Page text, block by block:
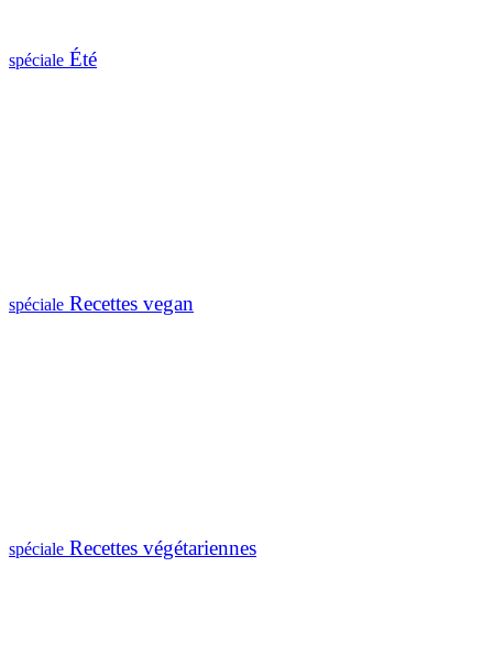
spéciale Été
spéciale Recettes vegan
spéciale Recettes végétariennes